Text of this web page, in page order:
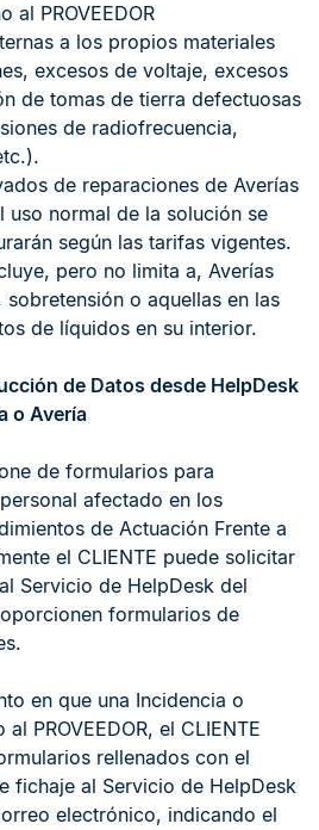
al PROVEEDOR
a los propios materiales
excesos de voltaje, excesos
de tomas de tierra defectuosas
de radiofrecuencia,
de reparaciones de Averías
uso normal de la solución se
según las tarifas vigentes.
pero no limita a, Averías
o aquellas en las
de líquidos en su interior.
de Datos desde HelpDesk
o Avería
de formularios para
afectado en los
de Actuación Frente a
el CLIENTE puede solicitar
Servicio de HelpDesk del
formularios de
en que una Incidencia o
PROVEEDOR, el CLIENTE
rellenados con el
fichaje al Servicio de HelpDesk
electrónico, indicando el